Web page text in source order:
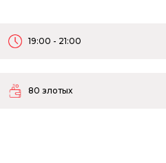
19:00 - 21:00
80 злотых